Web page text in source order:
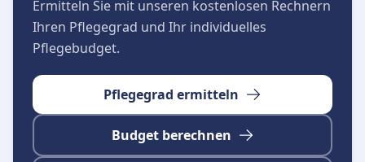
Ermitteln Sie mit unseren kostenlosen Rechnern
Ihren Pflegegrad und Ihr individuelles
Pflegebudget.
Pflegegrad ermitteln
Budget berechnen